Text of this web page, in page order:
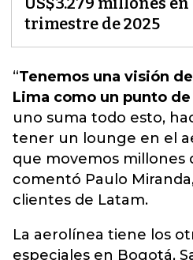
trimestre de 2025
“Tenemos una visión
Lima como un punto
uno suma todo esto,
tener un lounge en el
que movemos millones
comentó Paulo
clientes de Latam.
La aerolínea tiene los
especiales en Bogotá,